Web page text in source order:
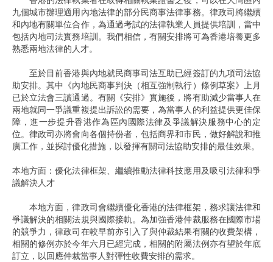
九個城市辦理適用內地法律的部分民商事法律事務。律政司將繼續
和內地有關單位合作，為通過考試的法律執業人員提供培訓，當中
包括內地司法實務培訓。我們相信，有關安排將可為香港培養更多
熟悉兩地法律的人才。
至於目前香港與內地就民商事司法互助已經簽訂的九項司法協
助安排。其中《內地民商事判決（相互強制執行）條例草案》上月
已於立法會三讀通過。有關《安排》實施後，將有助減少當事人在
兩地就同一爭議重複提出訴訟的需要，為當事人的利益提供更佳保
障，進一步提升香港作為區內國際法律及爭議解決服務中心的定
位。律政司亦將會向各個持份者，包括商界和市民，做好解說和推
廣工作，並探討優化措施，以發揮有關司法協助安排的最佳效果。
本地方面：優化法律框架、繼續推動法律科技應用及吸引法律和爭
議解決人才
本地方面，律政司會繼續優化香港的法律框架，務求讓法律和
爭議解決的相關法規與國際接軌。為加強香港仲裁服務在國際市場
的競爭力，律政司在較早前亦引入了與仲裁結果有關的收費架構，
相關的修例亦於今年六月已經完成，相關的附屬法例亦有望於年底
訂立，以回應仲裁當事人對彈性收費安排的需求。